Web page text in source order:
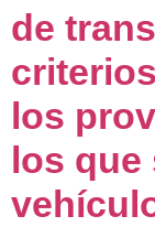
de
los
los que